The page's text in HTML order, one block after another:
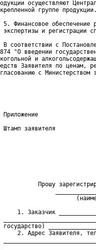
осуществляют
группе продукции.
Финансовое обеспечение
и регистрации
соответствии с
874 "О введении
и
Заявителя по ценам,
с Министерством
заявителя
Заказчик
Адрес Заявителя,